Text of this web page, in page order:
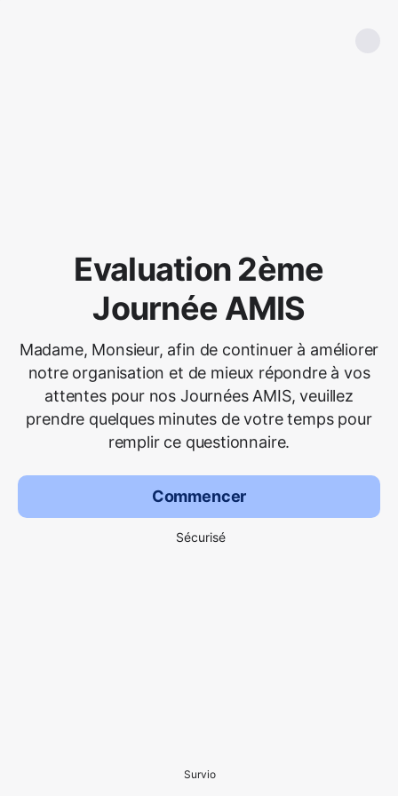
Evaluation 2ème
Journée AMIS
Madame, Monsieur, afin de continuer à améliorer
notre organisation et de mieux répondre à vos
attentes pour nos Journées AMIS, veuillez
prendre quelques minutes de votre temps pour
remplir ce questionnaire.
Commencer
Sécurisé
Survio